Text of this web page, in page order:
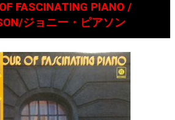
FASCINATING PIANO /
ジョニー・ピアソン